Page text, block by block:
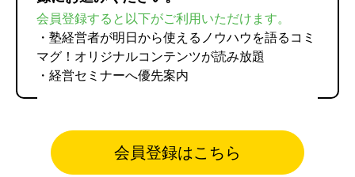
会員登録すると以下がご利用いただけます。
・塾経営者が明日から使えるノウハウを語るコミ
マグ！オリジナルコンテンツが読み放題
・経営セミナーへ優先案内
会員登録はこちら